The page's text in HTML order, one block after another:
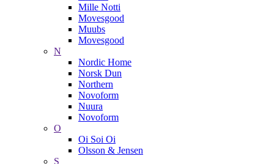
Mille Notti
Movesgood
Muubs
Movesgood
N
Nordic Home
Norsk Dun
Northern
Novoform
Nuura
Novoform
O
Oi Soi Oi
Olsson & Jensen
S